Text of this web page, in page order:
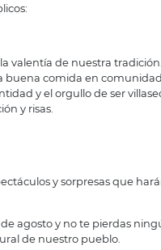
valentía de nuestra tradición.
buena comida en
y el orgullo de ser
y risas.
y sorpresas que
agosto y no te pierdas
de nuestro pueblo.